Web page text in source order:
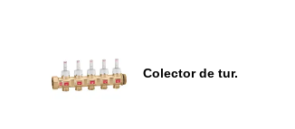
Colector de tur.